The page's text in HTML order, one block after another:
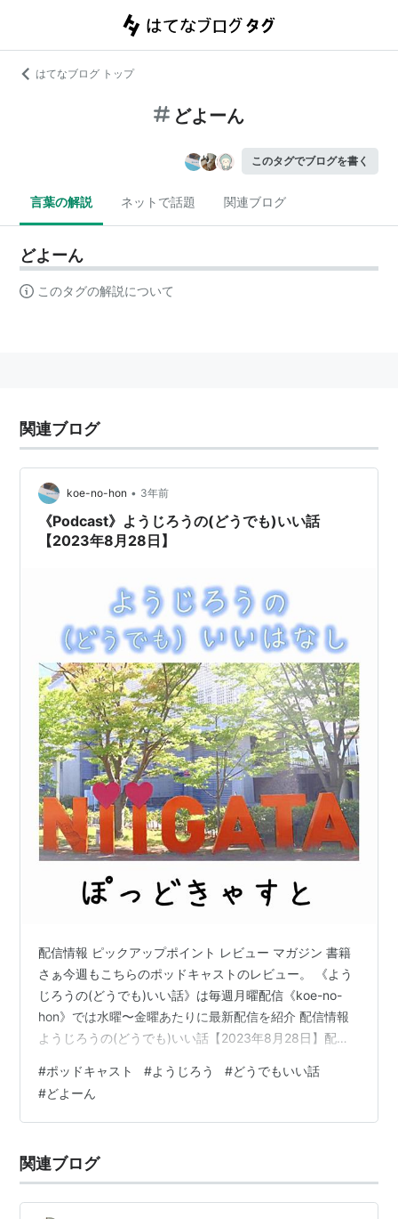
はてなブログ トップ
どよーん
このタグでブログを書く
言葉の解説 ネットで話題 関連ブログ
どよーん
このタグの解説について
関連ブログ
koe-no-hon • 3年前
《Podcast》ようじろうの(どうでも)いい話
【2023年8月28日】
配信情報 ピックアップポイント レビュー マガジン 書籍
さぁ今週もこちらのポッドキャストのレビュー。 《よう
じろうの(どうでも)いい話》は毎週月曜配信《koe-no-
hon》では水曜〜金曜あたりに最新配信を紹介 配信情報
ようじろうの(どうでも)いい話【2023年8月28日】配信
ポイント ・ちょっと上手くいかないこと・続け様にどよ
ーん・生きていれば色々あります・なにかすればなにか
起こる・負の連鎖・いざ語ろうと思うと・このモヤモヤ
た時間・ビジネス書・無の状態・ミニ四駆沼・あのパワ
ーはど…
#ポッドキャスト #ようじろう #どうでもいい話
#どよーん
関連ブログ